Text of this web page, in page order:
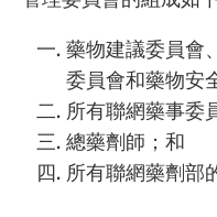
藥物建議委員會
委員會和藥物安
所有聯網藥事委
總藥劑師；和
所有聯網藥劑部